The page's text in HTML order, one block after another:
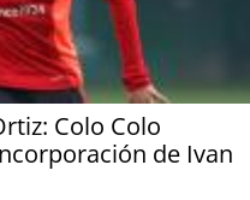
Colo Colo
de Ivan